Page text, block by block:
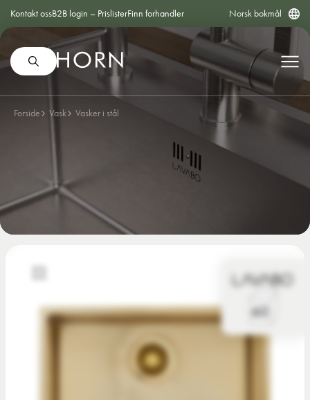
Kontakt ossB2B login – PrislisterFinn forhandler Norsk bokmål
Forside Vask Vasker i stål